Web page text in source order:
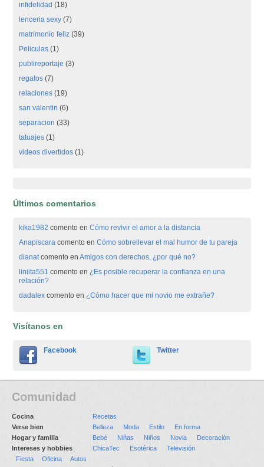
infidelidad (18)
lenceria sexy (7)
matrimonio feliz (39)
Peliculas (1)
publireportaje (3)
regalos (7)
relaciones (19)
san valentin (6)
separacion (33)
tatuajes (1)
videos divertidos (1)
Últimos comentarios
kika1982 comento enCómo revivir el amor a la distancia
Anapiscara comento enCómo sobrellevar el mal humor de tu pareja
dianatcomento enAmigos con derechos, ¿por qué no?
liniita551 comento en¿Es posible recuperar la confianza en una
relación?
dadalex comento en¿Cómo hacer que mi novio me extrañe?
Visítanos en
Facebook Twitter
Comunidad
Cocina
Recetas
Verse bien
Belleza Moda Estilo
En forma
Hogar y familia
Bebé Niñas Niños Novia
Decoración
Intereses y hobbies
ChicaTec Esotérica
Televisión
Fiesta
Oficina
Autos